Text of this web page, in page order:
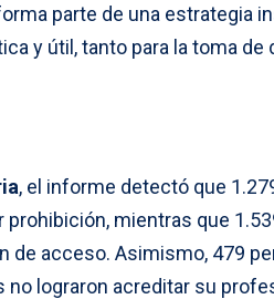
parte de una estrategia
y útil, tanto para la toma de
, el informe detectó que
mientras que
acceso. Asimismo, 479
lograron acreditar su